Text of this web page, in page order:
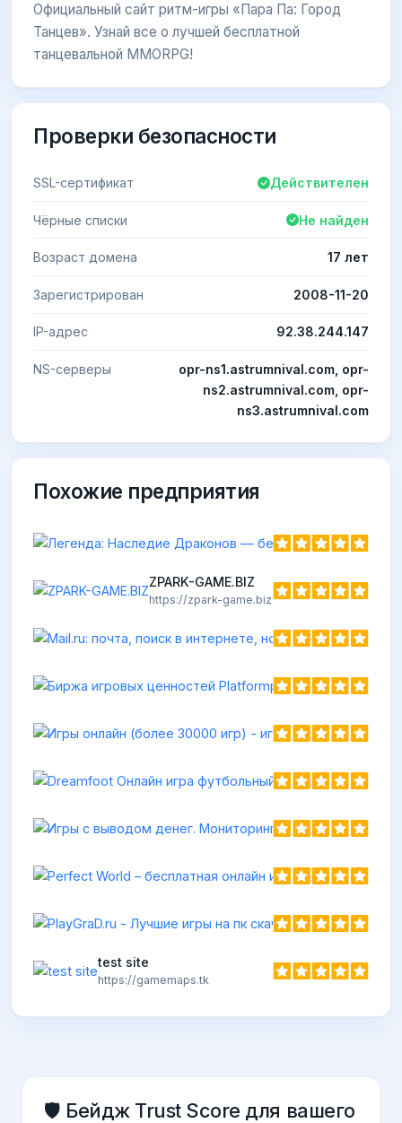
Официальный сайт ритм-игры «Пара Па: Город
Танцев». Узнай все о лучшей бесплатной
танцевальной MMORPG!
Проверки безопасности
SSL-сертификат Действителен
Чёрные списки Не найден
Возраст домена 17 лет
Зарегистрирован 2008-11-20
IP-адрес 92.38.244.147
NS-серверы
opr-ns1.astrumnival.com, opr-
ns2.astrumnival.com, opr-
ns3.astrumnival.com
Похожие предприятия
ZPARK-GAME.BIZ
https://zpark-game.biz
Mail.ru:
https://
Биржа игровых
https://paytowin.ru
https://
test site
https://gamemaps.tk
🛡️ Бейдж Trust Score для вашего